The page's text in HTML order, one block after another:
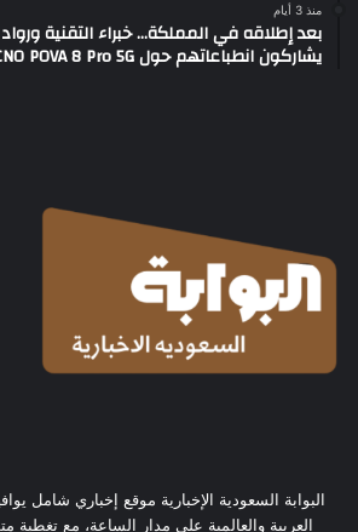
منذ 3 أيام
بعد إطلاقه في المملكة… خبراء التقنية
يشاركون انطباعاتهم حول TECNO POVA 8 Pro 5G
البوابة السعودية الإخبارية موقع إخباري شامل
العربية والعالمية على مدار الساعة، مع تغطية